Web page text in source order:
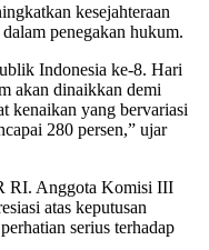
kesejahteraan
penegakan hukum.
Indonesia ke-8. Hari
akan dinaikkan demi
kenaikan yang bervariasi
280 persen,” ujar
RI. Anggota Komisi III
atas keputusan
serius terhadap